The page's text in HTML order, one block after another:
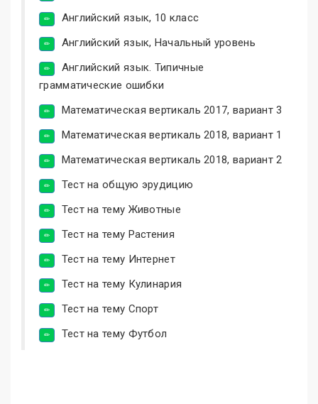
Английский язык, 10 класс
Английский язык, Начальный уровень
Английский язык. Типичные
грамматические ошибки
Математическая вертикаль 2017, вариант 3
Математическая вертикаль 2018, вариант 1
Математическая вертикаль 2018, вариант 2
Тест на общую эрудицию
Тест на тему Животные
Тест на тему Растения
Тест на тему Интернет
Тест на тему Кулинария
Тест на тему Спорт
Тест на тему Футбол